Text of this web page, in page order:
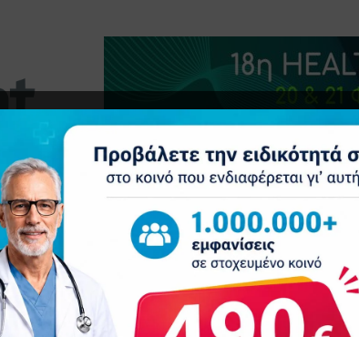
Δελτία Τύπου Προβολή Ιατρού
όταν χρησιμοποιούν εργαλεία τεχνητής νοημοσύνης